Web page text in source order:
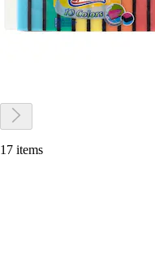
17 items